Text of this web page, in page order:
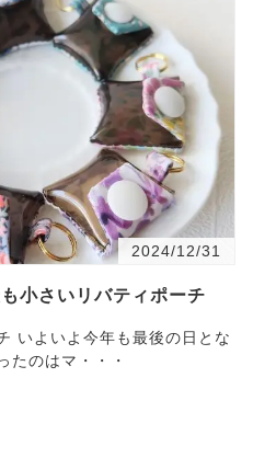
2024/12/31
小さいリバティポーチ
たのはマ・・・